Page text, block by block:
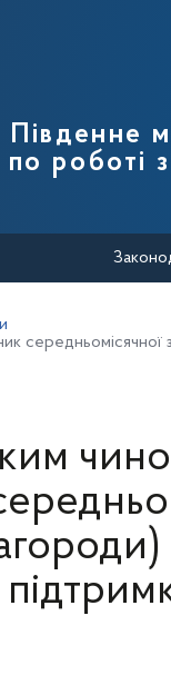
Південне
по роботі
середньомісячної